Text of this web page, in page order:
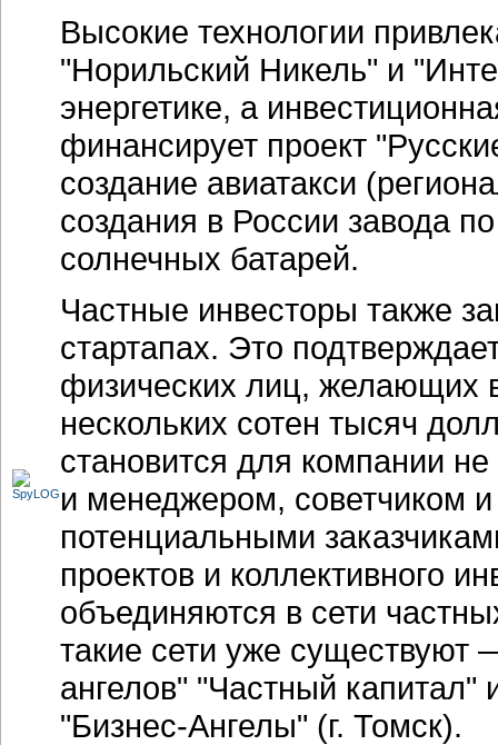
Высокие технологии
"Норильский Никель" и
энергетике, а
финансирует проект
создание авиатакси
создания в России завода
солнечных батарей.
Частные инвесторы также
стартапах. Это
физических лиц, желающих
нескольких сотен тысяч
становится для компании
и менеджером, советчиком
потенциальными
проектов и коллективного
объединяются в сети
такие сети уже существуют
ангелов" "Частный капитал"
"Бизнес-Ангелы" (г. Томск).